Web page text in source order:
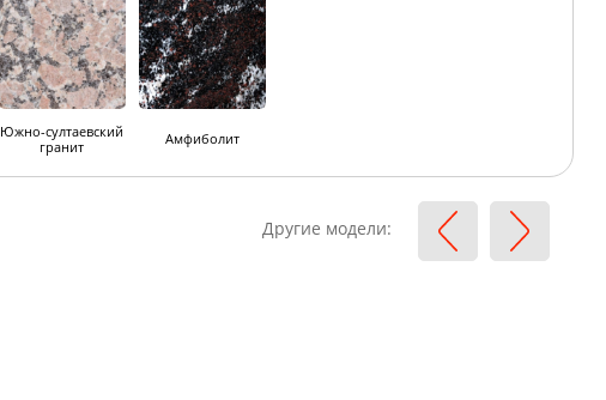
Южно-султаевский
гранит
Амфиболит
Другие модели: